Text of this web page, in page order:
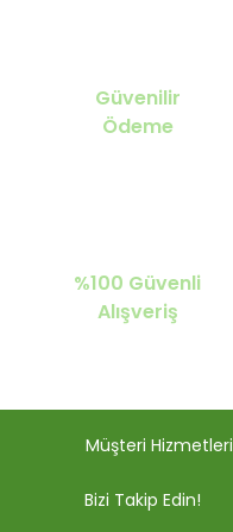
Güvenilir
Ödeme
%100 Güvenli
Alışveriş
Müşteri Hizmetleri
Bizi Takip Edin!